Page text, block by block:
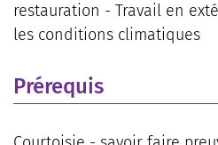
restauration - Travail en
les conditions climatiques
Prérequis